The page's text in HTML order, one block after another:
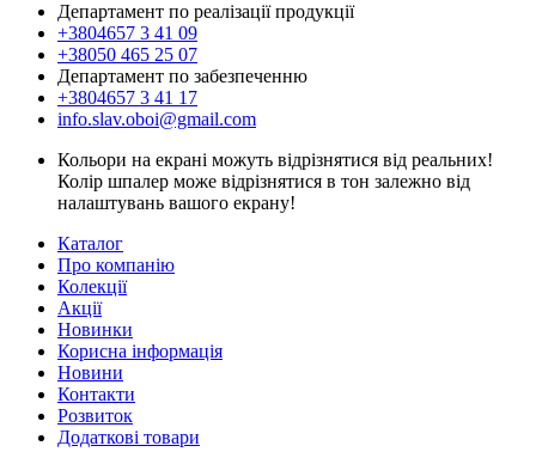
Департамент по реалізації продукції
+3804657 3 41 09
+38050 465 25 07
Департамент по забезпеченню
+3804657 3 41 17
info.slav.oboi@gmail.com
Кольори на екрані можуть відрізнятися від реальних!
Колір шпалер може відрізнятися в тон залежно від
налаштувань вашого екрану!
Каталог
Про компанію
Колекції
Акції
Новинки
Корисна інформація
Новини
Контакти
Розвиток
Додаткові товари